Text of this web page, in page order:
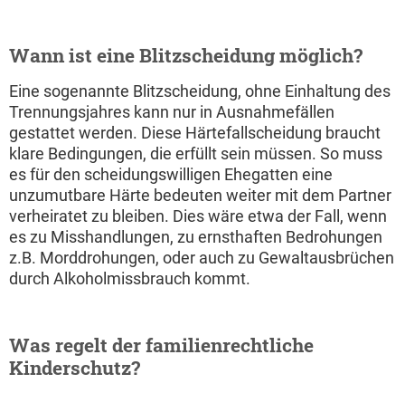
Wann ist eine Blitzscheidung möglich?
Eine sogenannte Blitzscheidung, ohne Einhaltung des
Trennungsjahres kann nur in Ausnahmefällen
gestattet werden. Diese Härtefallscheidung braucht
klare Bedingungen, die erfüllt sein müssen. So muss
es für den scheidungswilligen Ehegatten eine
unzumutbare Härte bedeuten weiter mit dem Partner
verheiratet zu bleiben. Dies wäre etwa der Fall, wenn
es zu Misshandlungen, zu ernsthaften Bedrohungen
z.B. Morddrohungen, oder auch zu Gewaltausbrüchen
durch Alkoholmissbrauch kommt.
Was regelt der familienrechtliche
Kinderschutz?